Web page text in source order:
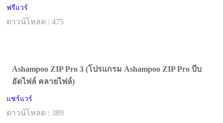
ฟรีแวร์
ดาวน์โหลด : 475
Ashampoo ZIP Pro 3 (โปรแกรม Ashampoo ZIP Pro บีบ
อัดไฟล์ คลายไฟล์)
แชร์แวร์
ดาวน์โหลด : 389